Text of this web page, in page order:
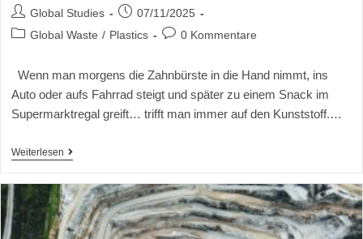
Global Studies
07/11/2025
Global Waste / Plastics 0 Kommentare
Wenn man morgens die Zahnbürste in die Hand nimmt, ins
Auto oder aufs Fahrrad steigt und später zu einem Snack im
Supermarktregal greift… trifft man immer auf den Kunststoff.…
Weiterlesen